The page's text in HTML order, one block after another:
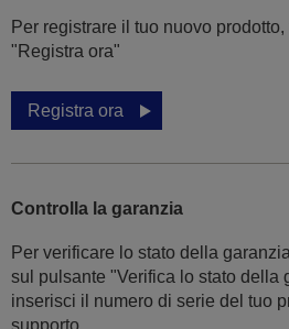
Per registrare il tuo nuovo
"Registra ora"
Registra ora
Controlla la garanzia
Per verificare lo stato della
sul pulsante "Verifica lo stato della
inserisci il numero di serie del tuo